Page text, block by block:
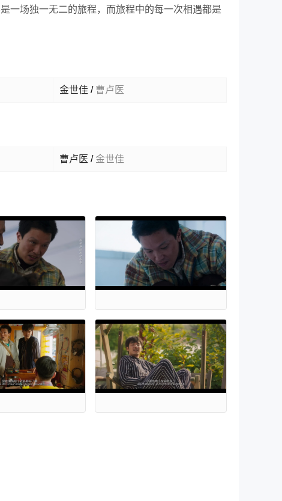
一场独一无二的旅程，而旅程中的每一次相遇都是
金世佳 / 曹卢医
曹卢医 /金世佳